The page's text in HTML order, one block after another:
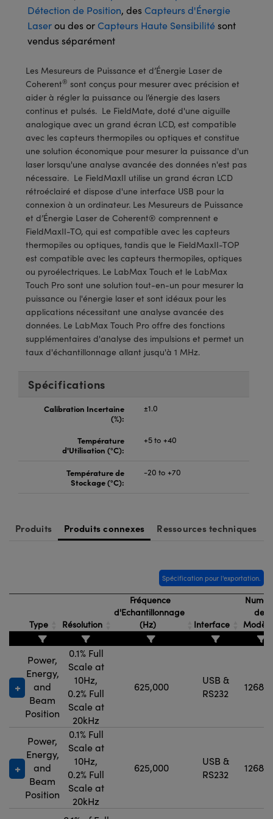
ou Coupleurs
: Microscopie
pour Caméras
: Caméras
Optiques Lightpath
Labs™
Gratings™
Optiques de SCHOTT
Détection de Position, des Capteurs d'Énergie
Laserou des or Capteurs Haute Sensibilité sont
vendus séparément
Les Mesureurs de Puissance et d’Énergie Laser de
Coherent® sont conçus pour mesurer avec précision et
aider à régler la puissance ou l’énergie des lasers
continus et pulsés. Le FieldMate, doté d'une aiguille
analogique avec un grand écran LCD, est compatible
avec les capteurs thermopiles ou optiques et constitue
une solution économique pour mesurer la puissance d'un
laser lorsqu'une analyse avancée des données n'est pas
nécessaire. Le FieldMaxII utilise un grand écran LCD
rétroéclairé et dispose d'une interface USB pour la
connexion à un ordinateur. Les Mesureurs de Puissance
et d’Énergie Laser de Coherent® comprennent e
FieldMaxII-TO, qui est compatible avec les capteurs
thermopiles ou optiques, tandis que le FieldMaxII-TOP
est compatible avec les capteurs thermopiles, optiques
ou pyroélectriques. Le LabMax Touch et le LabMax
Touch Pro sont une solution tout-en-un pour mesurer la
puissance ou l'énergie laser et sont idéaux pour les
applications nécessitant une analyse avancée des
données. Le LabMax Touch Pro offre des fonctions
supplémentaires d'analyse des impulsions et permet un
taux d'échantillonnage allant jusqu'à 1 MHz.
Spécifications
Calibration Incertaine
(%):
±1.0
Température
d'Utilisation (°C):
+5 to +40
Température de
Stockage (°C):
-20 to +70
Produits Produits connexes Ressources techniques
Spécification pour l'exportation.
Type Résolution
Fréquence
d'Echantillonnage
(Hz)
Interface
de
Power,
Energy,
and
Beam
Position
0.1% Full
Scale at
10Hz,
0.2% Full
Scale at
20kHz
625,000
USB &
RS232
Power,
Energy,
and
Beam
Position
0.1% Full
Scale at
10Hz,
0.2% Full
Scale at
20kHz
625,000
USB &
RS232